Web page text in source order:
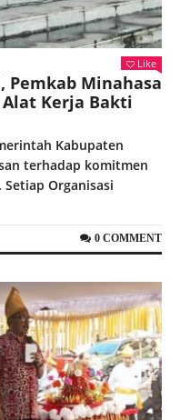
Like
Pemkab Minahasa
Kerja Bakti
Kabupaten
terhadap komitmen
Organisasi
0 COMMENT